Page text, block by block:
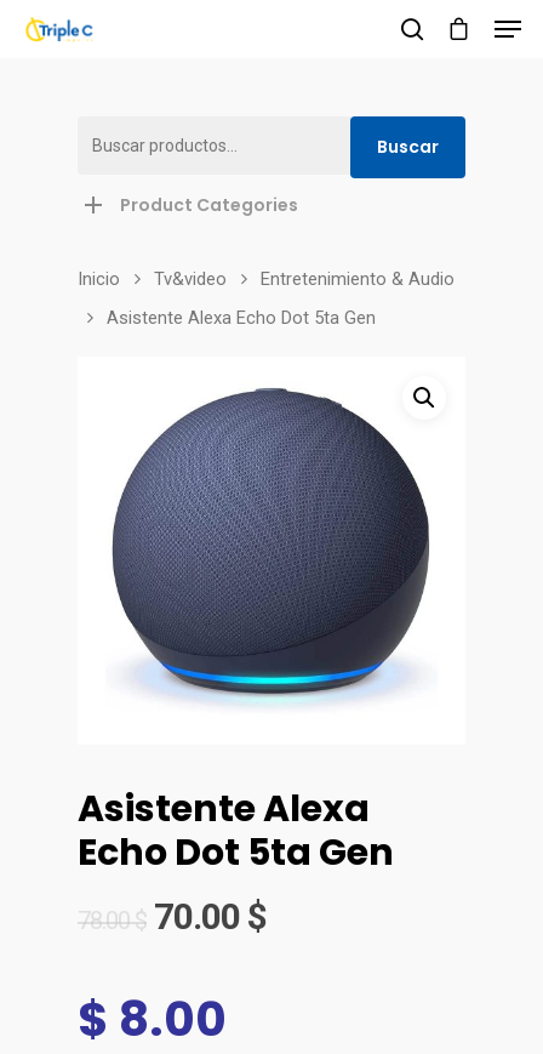
Hit enter to search or ESC to close
Buscar
Buscar
Product Categories
Inicio Tv&video
Entretenimiento & Audio
Asistente Alexa Echo Dot 5ta Gen
Asistente Alexa
Echo Dot 5ta Gen
78.00$ 70.00 $
$ 8.00